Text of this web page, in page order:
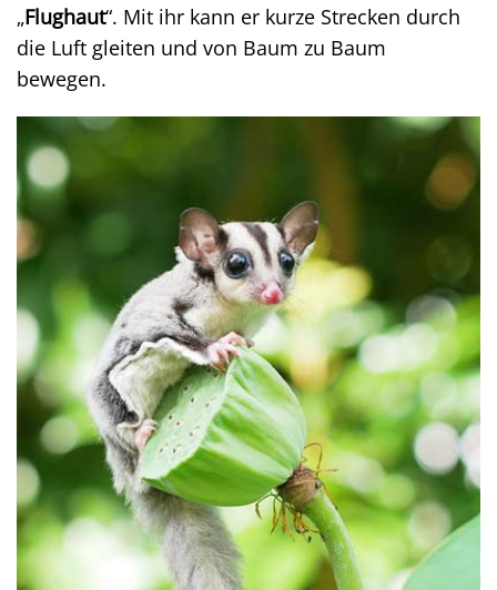
„Flughaut“. Mit ihr kann er kurze Strecken durch
die Luft gleiten und von Baum zu Baum
bewegen.